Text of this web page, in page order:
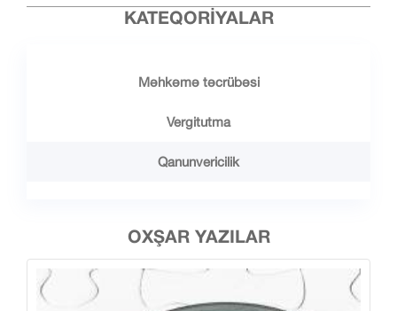
KATEQORIYALAR
Məhkəmə təcrübəsi
Vergitutma
Qanunvericilik
OXŞAR YAZILAR